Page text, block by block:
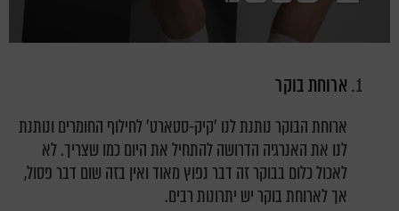
ארוחת בוקר
ארוחת הבוקר נותנת לנו 'קיק-סטארט' לחילוף החומרים ונותנת
לנו את האנרגיה הדרושה להתחיל את היום כמו שצריך. לא
לאכול כלום בבוקר זה דבר נפוץ מאוד ואין בזה שום דבר פסול,
אך לארוחת בוקר יש יתרונות רבים.